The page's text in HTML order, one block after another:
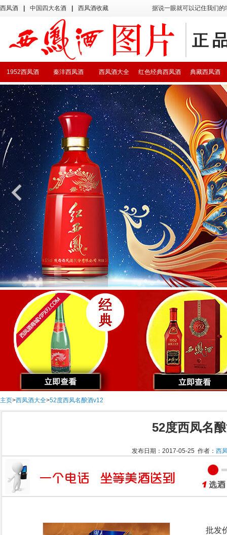
西凤酒 中国四大名酒 西凤酒收藏 据说一眼就可以记住我们
典藏西凤酒
红色经典西凤酒
西凤酒大全
秦沣西凤酒
1952西凤酒
主页>西凤酒大全>52度西凤名酿酒v12
52度西凤名
发布日期：2017-05-25 作者： 西
批发